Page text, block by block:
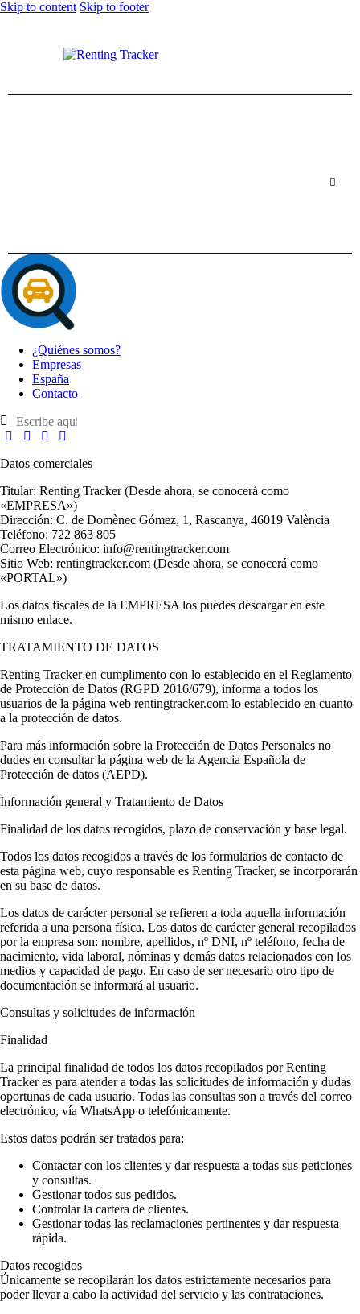
Skip to content Skip to footer
¿Quiénes somos?
Empresas
España
Contacto
Datos comerciales
Titular: Renting Tracker (Desde ahora, se conocerá como
«EMPRESA»)
Dirección: C. de Domènec Gómez, 1, Rascanya, 46019 València
Teléfono: 722 863 805
Correo Electrónico: info@rentingtracker.com
Sitio Web: rentingtracker.com (Desde ahora, se conocerá como
«PORTAL»)
Los datos fiscales de la EMPRESA los puedes descargar en este
mismo enlace.
TRATAMIENTO DE DATOS
Renting Tracker en cumplimento con lo establecido en el Reglamento
de Protección de Datos (RGPD 2016/679), informa a todos los
usuarios de la página web rentingtracker.com lo establecido en cuanto
a la protección de datos.
Para más información sobre la Protección de Datos Personales no
dudes en consultar la página web de la Agencia Española de
Protección de datos (AEPD).
Información general y Tratamiento de Datos
Finalidad de los datos recogidos, plazo de conservación y base legal.
Todos los datos recogidos a través de los formularios de contacto de
esta página web, cuyo responsable es Renting Tracker, se incorporarán
en su base de datos.
Los datos de carácter personal se refieren a toda aquella información
referida a una persona física. Los datos de carácter general recopilados
por la empresa son: nombre, apellidos, nº DNI, nº teléfono, fecha de
nacimiento, vida laboral, nóminas y demás datos relacionados con los
medios y capacidad de pago. En caso de ser necesario otro tipo de
documentación se informará al usuario.
Consultas y solicitudes de información
Finalidad
La principal finalidad de todos los datos recopilados por Renting
Tracker es para atender a todas las solicitudes de información y dudas
oportunas de cada usuario. Todas las consultas son a través del correo
electrónico, vía WhatsApp o telefónicamente.
Estos datos podrán ser tratados para:
Contactar con los clientes y dar respuesta a todas sus peticiones
y consultas.
Gestionar todos sus pedidos.
Controlar la cartera de clientes.
Gestionar todas las reclamaciones pertinentes y dar respuesta
rápida.
Datos recogidos
Únicamente se recopilarán los datos estrictamente necesarios para
poder llevar a cabo la actividad del servicio y las contrataciones.